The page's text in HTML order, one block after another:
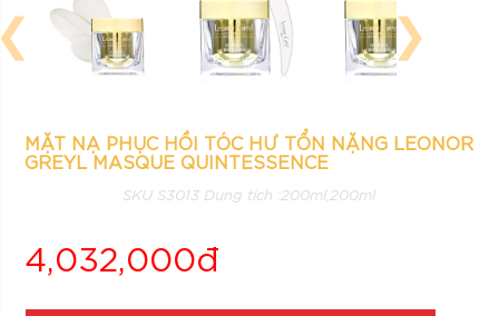
❯
MẶT NẠ PHỤC HỒI TÓC HƯ TỔN NẶNG LEONOR
GREYL MASQUE QUINTESSENCE
SKU S3013 Dung tích :200ml,200ml
4,032,000đ